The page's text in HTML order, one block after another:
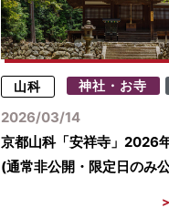
山科 神社・お寺
2026/03/14
京都山科「安祥寺」2026
(通常非公開・限定日のみ